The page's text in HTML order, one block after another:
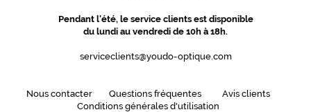
Pendant l'été, le service clients est disponible
du lundi au vendredi de 10h à 18h.
serviceclients@youdo-optique.com
Nous contacter Questions fréquentes
Avis clients
Conditions générales d'utilisation